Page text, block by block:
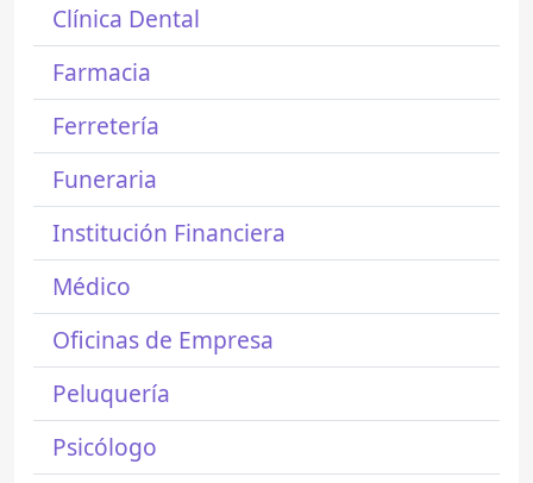
Clínica Dental
Farmacia
Ferretería
Funeraria
Institución Financiera
Médico
Oficinas de Empresa
Peluquería
Psicólogo